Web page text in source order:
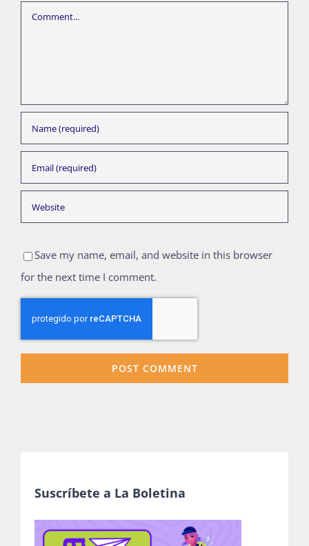
Comment
Save my name, email, and website in this browser
for the next time I comment.
Suscríbete a La Boletina